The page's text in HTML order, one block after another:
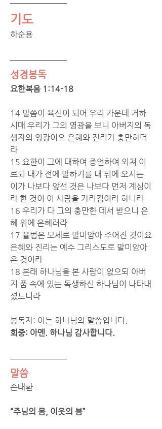
기도
하순용
성경봉독
요한복음 1:14-18
14 말씀이 육신이 되어 우리 가운데 거하
시매 우리가 그의 영광을 보니 아버지의 독
생자의 영광이요 은혜와 진리가 충만하더
라
15 요한이 그에 대하여 증언하여 외쳐 이
르되 내가 전에 말하기를 내 뒤에 오시는
이가 나보다 앞선 것은 나보다 먼저 계심이
라 한 것이 이 사람을 가리킴이라 하니라
16 우리가 다 그의 충만한 데서 받으니 은
혜 위에 은혜러라
17 율법은 모세로 말미암아 주어진 것이요
은혜와 진리는 예수 그리스도로 말미암아
온 것이라
18 본래 하나님을 본 사람이 없으되 아버
지 품 속에 있는 독생하신 하나님이 나타내
셨느니라
봉독자: 이는 하나님의 말씀입니다.
회중: 아멘. 하나님 감사합니다.
말씀
손태환
“주님의 몸, 이웃의 봄”